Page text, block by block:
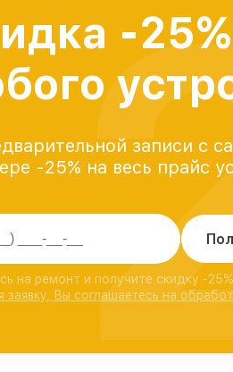
-
записи с
-25% на весь прайс
на ремонт и получите скидку -25%
заявку, Вы соглашаетесь на